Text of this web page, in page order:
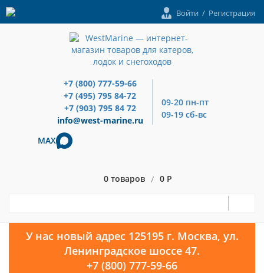
Войти / Регистрация
+7 (800) 777-59-66
+7 (495) 795 84-72
+7 (903) 795 84 72
info@west-marine.ru
09-20 пн-пт
09-19 сб-вс
MAX
0 товаров / 0 Р
У нас новый адрес 125195 г. Москва, ул.
Ленинградское шоссе 47.
+7 (800) 777-59-66